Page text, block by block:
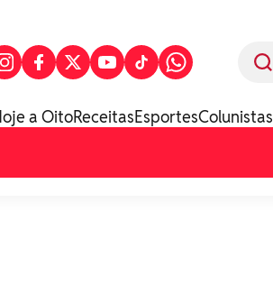
a OitoReceitasEsportesColunistas